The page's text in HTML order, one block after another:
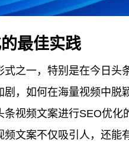
最佳实践
之一，特别是在今日头
，如何在海量视频中脱
视频文案进行SEO优化
文案不仅吸引人，还能